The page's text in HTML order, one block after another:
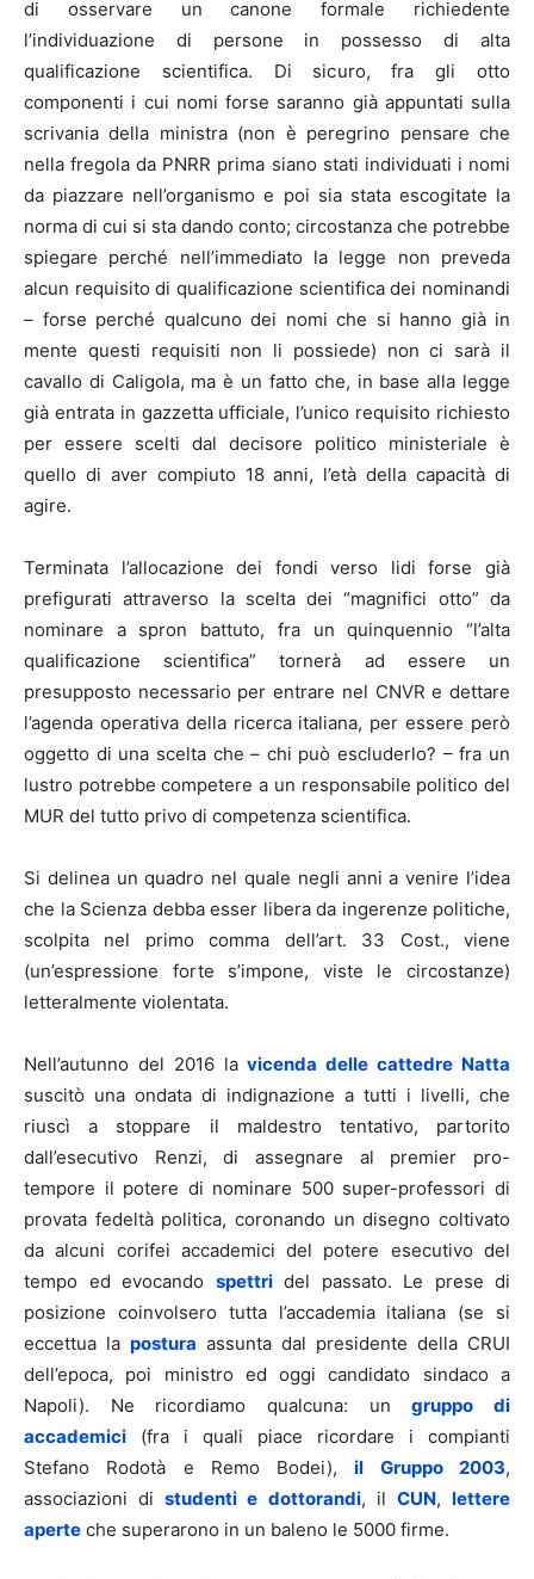
di osservare un canone formale richiedente
l’individuazione di persone in possesso di alta
qualificazione scientifica. Di sicuro, fra gli otto
componenti i cui nomi forse saranno già appuntati sulla
scrivania della ministra (non è peregrino pensare che
nella fregola da PNRR prima siano stati individuati i nomi
da piazzare nell’organismo e poi sia stata escogitate la
norma di cui si sta dando conto; circostanza che potrebbe
spiegare perché nell’immediato la legge non preveda
alcun requisito di qualificazione scientifica dei nominandi
– forse perché qualcuno dei nomi che si hanno già in
mente questi requisiti non li possiede) non ci sarà il
cavallo di Caligola, ma è un fatto che, in base alla legge
già entrata in gazzetta ufficiale, l’unico requisito richiesto
per essere scelti dal decisore politico ministeriale è
quello di aver compiuto 18 anni, l’età della capacità di
agire.
Terminata l’allocazione dei fondi verso lidi forse già
prefigurati attraverso la scelta dei “magnifici otto” da
nominare a spron battuto, fra un quinquennio “l’alta
qualificazione scientifica” tornerà ad essere un
presupposto necessario per entrare nel CNVR e dettare
l’agenda operativa della ricerca italiana, per essere però
oggetto di una scelta che – chi può escluderlo? – fra un
lustro potrebbe competere a un responsabile politico del
MUR del tutto privo di competenza scientifica.
Si delinea un quadro nel quale negli anni a venire l’idea
che la Scienza debba esser libera da ingerenze politiche,
scolpita nel primo comma dell’art. 33 Cost., viene
(un’espressione forte s’impone, viste le circostanze)
letteralmente violentata.
Nell’autunno del 2016 lavicenda delle cattedre Natta
suscitò una ondata di indignazione a tutti i livelli, che
riuscì a stoppare il maldestro tentativo, partorito
dall’esecutivo Renzi, di assegnare al premier pro-
tempore il potere di nominare 500 super-professori di
provata fedeltà politica, coronando un disegno coltivato
da alcuni corifei accademici del potere esecutivo del
tempo ed evocando spettridel passato. Le prese di
posizione coinvolsero tutta l’accademia italiana (se si
eccettua la postura assunta dal presidente della CRUI
dell’epoca, poi ministro ed oggi candidato sindaco a
Napoli). Ne ricordiamo qualcuna: ungruppo di
accademici (fra i quali piace ricordare i compianti
Stefano Rodotà e Remo Bodei),il Gruppo 2003,
associazioni distudenti e dottorandi, il CUN,lettere
aperte che superarono in un baleno le 5000 firme.